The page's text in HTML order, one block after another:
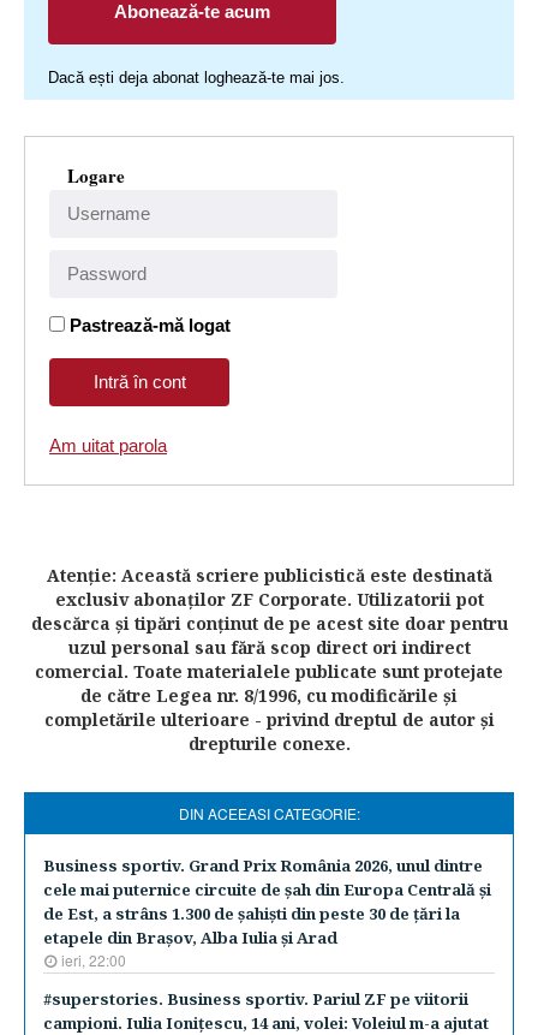
Abonează-te acum
Dacă ești deja abonat loghează-te mai jos.
Logare
Pastrează-mă logat
Am uitat parola
Atenţie: Această scriere publicistică este destinată
exclusiv abonaţilor ZF Corporate. Utilizatorii pot
descărca şi tipări conţinut de pe acest site doar pentru
uzul personal sau fără scop direct ori indirect
comercial. Toate materialele publicate sunt protejate
de către Legea nr. 8/1996, cu modificările şi
completările ulterioare - privind dreptul de autor şi
drepturile conexe.
DIN ACEEASI CATEGORIE:
Business sportiv. Grand Prix România 2026, unul dintre
cele mai puternice circuite de şah din Europa Centrală şi
de Est, a strâns 1.300 de şahişti din peste 30 de ţări la
etapele din Braşov, Alba Iulia şi Arad
ieri, 22:00
#superstories. Business sportiv. Pariul ZF pe viitorii
campioni. Iulia Ioniţescu, 14 ani, volei: Voleiul m-a ajutat